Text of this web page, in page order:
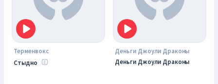
Терменвокс
Стыдно
Деньги Джоули Драконы
Деньги Джоули Драконы